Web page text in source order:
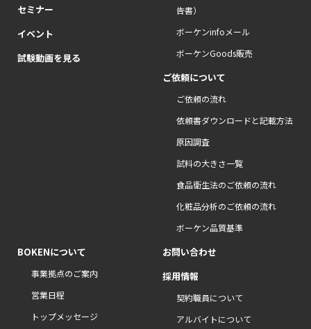
セミナー
イベント
試験動画を見る
告書）
ボーケンinfoメール
ボーケンGoods販売
ご依頼について
ご依頼の流れ
依頼書ダウンロードと記載方法
原因調査
試料の大きさ一覧
食品衛生法のご依頼の流れ
化粧品分析のご依頼の流れ
ボーケン品質基準
BOKENについて
事業拠点のご案内
営業日程
トップメッセージ
お問い合わせ
採用情報
契約職員について
アルバイトについて